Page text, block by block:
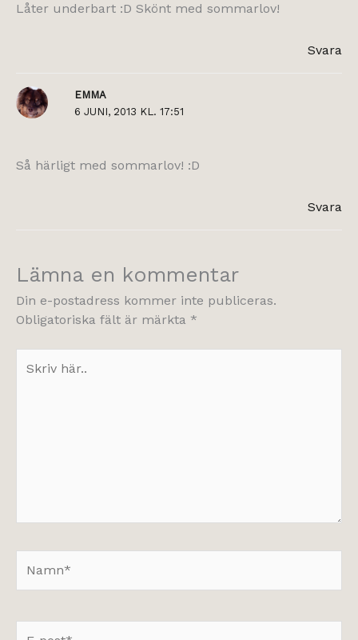
Låter underbart :D Skönt med sommarlov!
Svara
EMMA
6 JUNI, 2013 KL. 17:51
Så härligt med sommarlov! :D
Svara
Lämna en kommentar
Din e-postadress kommer inte publiceras.
Obligatoriska fält är märkta *
här..